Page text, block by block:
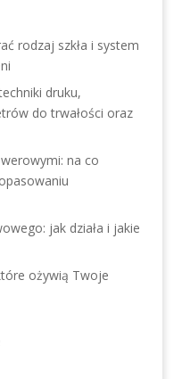
rodzaj szkła i system
druku,
do trwałości oraz
na co
jak działa i jakie
ożywią Twoje